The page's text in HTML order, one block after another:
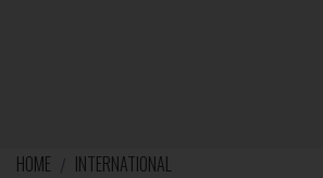
HOME INTERNATIONAL